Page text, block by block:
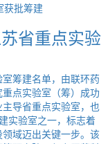
省重点实验
筹建名单，由联环药
点实验室（筹）成功
导省重点实验室，也
实验室之一，标志着
域迈出关键一步。该